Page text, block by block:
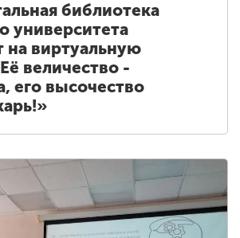
библиотека
университета
на виртуальную
величество -
его высочество